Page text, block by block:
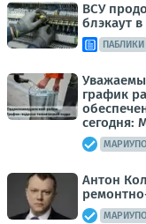
ВСУ
блэкаут
ПАБЛИКИ
график
сегодня:
Антон